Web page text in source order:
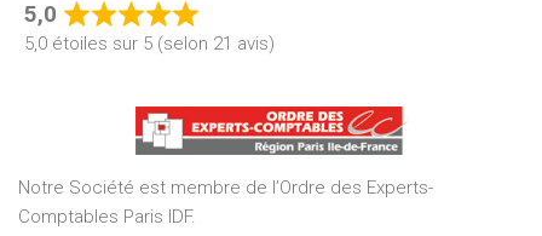
5,0
Rated
5,0
of
5
5,0 étoiles sur 5 (selon 21 avis)
Notre Société est membre de l’Ordre des Experts-
Comptables Paris IDF.